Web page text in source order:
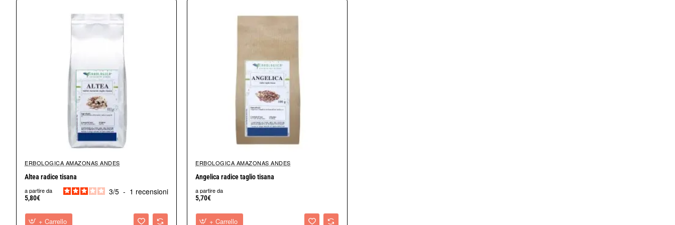
Erbologica offre erbe di coltivazione tradizionale ed erbe spontanee.
Prima di essere immessi nel mercato, i prodotti devono superare un attenta analisi microbiologica, dei pesticidi.
Una volta superati questi test i prodotti vengono commercializzati.
Le presenti informazioni non prescindono, in ogni caso, dal parere del medico, ma hanno esclusivamente carattere divulgativo.
Essenziale è una dieta varia ed equilibrata e uno stile di vita sano.
Le nostre erbe vengono confezionate a mano una a una, in Italia.
Prodotto artigianale.
ERBOLOGICA AMAZONAS ANDES
Altea radice tisana
a partire da
5,80€
3/5 - 1 recensioni
+ Carrello
ERBOLOGICA AMAZONAS ANDES
Angelica radice taglio tisana
a partire da
5,70€
+ Carrello